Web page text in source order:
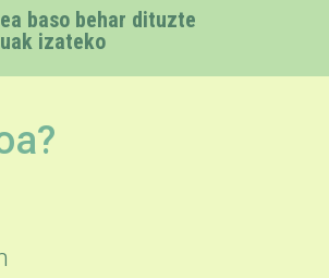
baso behar dituzte
izateko